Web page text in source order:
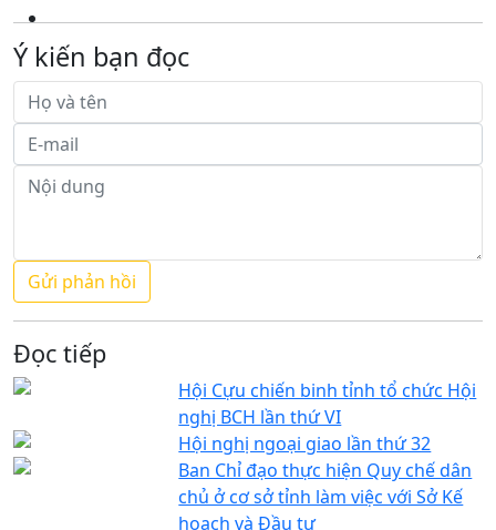
Ý kiến bạn đọc
Đọc tiếp
Hội Cựu chiến binh tỉnh tổ chức Hội
nghị BCH lần thứ VI
Hội nghị ngoại giao lần thứ 32
Ban Chỉ đạo thực hiện Quy chế dân
chủ ở cơ sở tỉnh làm việc với Sở Kế
hoạch và Đầu tư